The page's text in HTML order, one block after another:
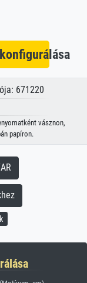
671220
vásznon,
papíron.